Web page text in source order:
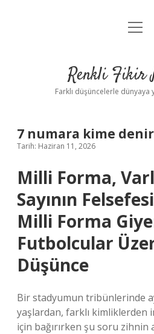
Anasayfa
Yasal
Renkli Fikir
Farklı düşüncelerle dünyaya
7 numara kime denir
Tarih: Haziran 11, 2026
Milli Forma,
Sayının
Milli Forma
Futbolcular
Düşünce
Bir stadyumun tribünlerinde
yaşlardan, farklı kimliklerden
için bağırırken şu soru zihnin